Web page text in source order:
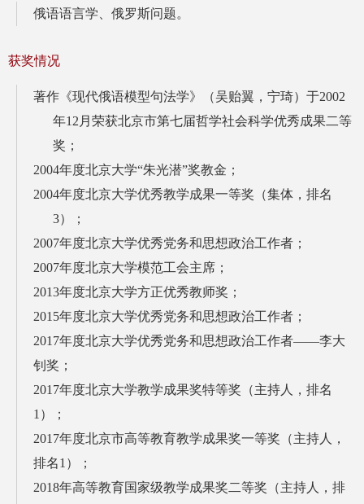
俄语语言学、俄罗斯问题。
获奖情况
著作《现代俄语模型句法学》（吴贻翼，宁琦）于2002
年12月荣获北京市第七届哲学社会科学优秀成果二等
奖；
2004年度北京大学“朱光潜”奖教金；
2004年度北京大学优秀教学成果一等奖（集体，排名
3）；
2007年度北京大学优秀党务和思想政治工作者；
2007年度北京大学模范工会主席；
2013年度北京大学方正优秀教师奖；
2015年度北京大学优秀党务和思想政治工作者；
2017年度北京大学优秀党务和思想政治工作者——李大
钊奖；
2017年度北京大学教学成果奖特等奖（主持人，排名
1）；
2017年度北京市高等教育教学成果奖一等奖（主持人，
排名1）；
2018年高等教育国家级教学成果奖二等奖（主持人，排